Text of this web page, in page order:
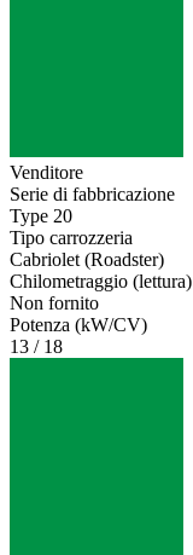
Venditore
Serie di fabbricazione
Type 20
Tipo carrozzeria
Cabriolet (Roadster)
Chilometraggio (lettura)
Non fornito
Potenza (kW/CV)
13 / 18